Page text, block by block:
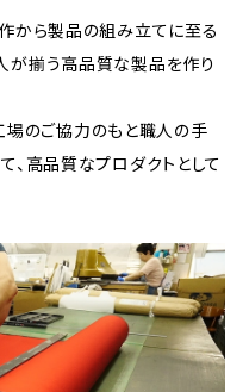
から製品の組み立てに至る
が揃う高品質な製品を作り
のご協力のもと職人の手
、高品質なプロダクトとして